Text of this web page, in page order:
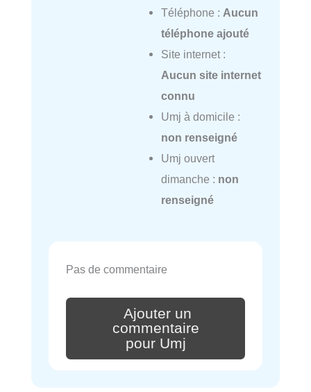
Téléphone : Aucun
téléphone ajouté
Site internet :
Aucun site internet
connu
Umj à domicile :
non renseigné
Umj ouvert
dimanche : non
renseigné
Pas de commentaire
Ajouter un
commentaire
pour Umj